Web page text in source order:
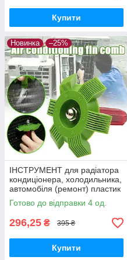
Купити
Новинка –25%
ІНСТРУМЕНТ для радіатора
кондиціонера, холодильника,
автомобіля (ремонт) пластик
Готово до відправки 4 од.
296,25 ₴ 395 ₴
Купити